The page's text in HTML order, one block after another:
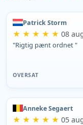
Patrick Storm
★ ★ ★ ★ ★ 08
"Rigtig pænt ordnet "
OVERSAT
Anneke Segaert
★ ★ ★ ★ ★ 05